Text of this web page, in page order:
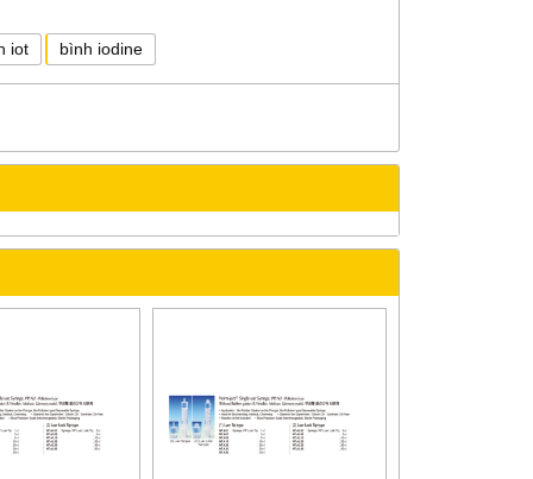
iot bình iodine